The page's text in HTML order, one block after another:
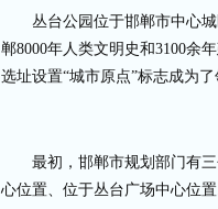
丛台公园位于邯郸市中心
郸8000年人类文明史和3100余
选址设置“城市原点”标志成为
最初，邯郸市规划部门有
心位置、位于丛台广场中心位置